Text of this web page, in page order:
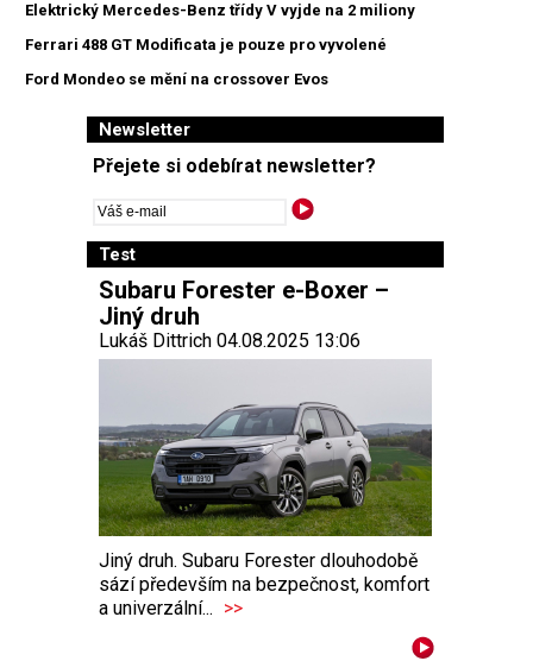
Elektrický Mercedes-Benz třídy V vyjde na 2 miliony
Ferrari 488 GT Modificata je pouze pro vyvolené
Ford Mondeo se mění na crossover Evos
Newsletter
Přejete si odebírat newsletter?
Test
Subaru Forester e-Boxer –
Jiný druh
Lukáš Dittrich 04.08.2025 13:06
Jiný druh. Subaru Forester dlouhodobě
sází především na bezpečnost, komfort
a univerzální... >>